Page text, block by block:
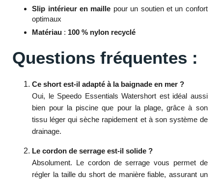
Slip intérieur en maille pour un soutien et un confort
optimaux
Matériau : 100 % nylon recyclé
Questions fréquentes :
Ce short est-il adapté à la baignade en mer ?
Oui, le Speedo Essentials Watershort est idéal aussi
bien pour la piscine que pour la plage, grâce à son
tissu léger qui sèche rapidement et à son système de
drainage.
Le cordon de serrage est-il solide ?
Absolument. Le cordon de serrage vous permet de
régler la taille du short de manière fiable, assurant un